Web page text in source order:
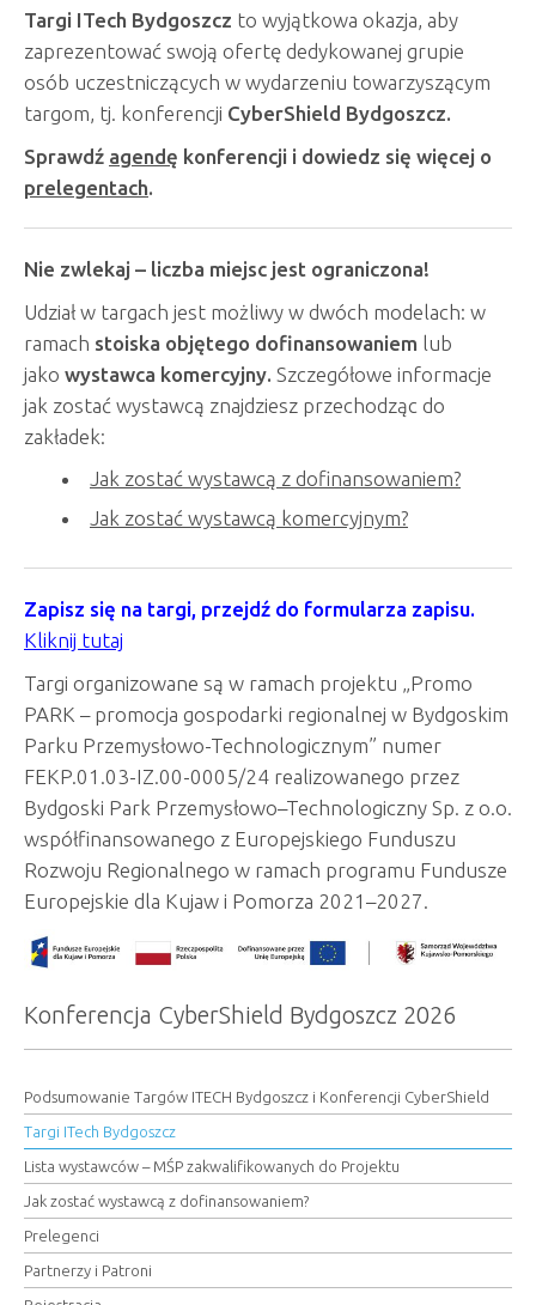
Targi ITech Bydgoszcz to wyjątkowa okazja, aby
zaprezentować swoją ofertę dedykowanej grupie
osób uczestniczących w wydarzeniu towarzyszącym
targom, tj. konferencji CyberShield Bydgoszcz.
Sprawdź agendę konferencji i dowiedz się więcej o
prelegentach.
Nie zwlekaj – liczba miejsc jest ograniczona!
Udział w targach jest możliwy w dwóch modelach: w
ramach stoiska objętego dofinansowaniem lub
jako wystawca komercyjny. Szczegółowe informacje
jak zostać wystawcą znajdziesz przechodząc do
zakładek:
Jak zostać wystawcą z dofinansowaniem?
Jak zostać wystawcą komercyjnym?
Zapisz się na targi, przejdź do formularza zapisu.
Kliknij tutaj
Targi organizowane są w ramach projektu „Promo
PARK – promocja gospodarki regionalnej w Bydgoskim
Parku Przemysłowo-Technologicznym” numer
FEKP.01.03-IZ.00-0005/24 realizowanego przez
Bydgoski Park Przemysłowo–Technologiczny Sp. z o.o.
współfinansowanego z Europejskiego Funduszu
Rozwoju Regionalnego w ramach programu Fundusze
Europejskie dla Kujaw i Pomorza 2021–2027.
Konferencja CyberShield Bydgoszcz 2026
Podsumowanie Targów ITECH Bydgoszcz i Konferencji CyberShield
Targi ITech Bydgoszcz
Lista wystawców – MŚP zakwalifikowanych do Projektu
Jak zostać wystawcą z dofinansowaniem?
Prelegenci
Partnerzy i Patroni